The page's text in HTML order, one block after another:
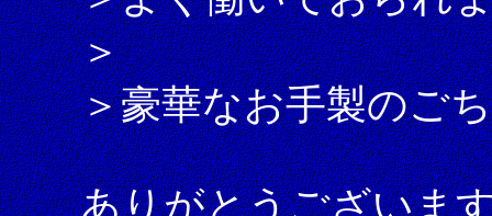
＞
＞豪華なお手製のご
ありがとうございま